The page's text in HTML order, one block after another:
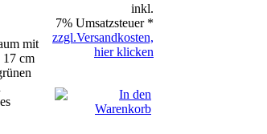
mit
17 cm
inkl.
7% Umsatzsteuer *
zzgl.Versandkosten,
hier klicken